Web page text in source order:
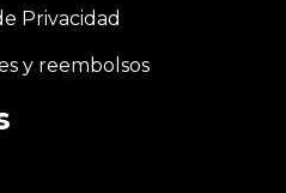
Privacidad
y reembolsos